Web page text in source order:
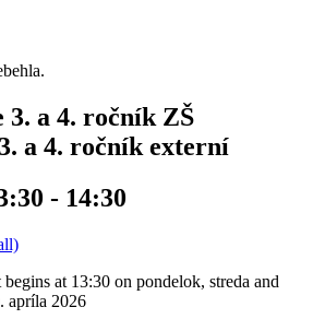
a 4. ročník ZŠ
a 4. ročník externí
- 14:30
at 13:30 on pondelok, streda and
apríla 2026